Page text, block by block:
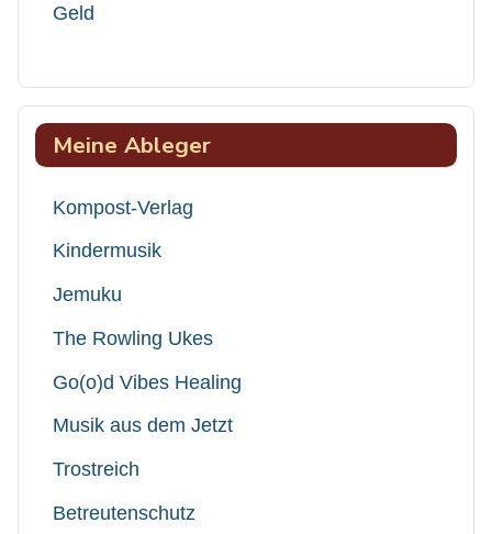
Geld
Meine Ableger
Kompost-Verlag
Kindermusik
Jemuku
The Rowling Ukes
Go(o)d Vibes Healing
Musik aus dem Jetzt
Trostreich
Betreutenschutz